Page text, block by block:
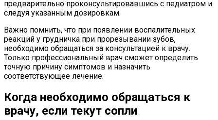
предварительно проконсультировавшись с педиатром и
следуя указанным дозировкам.
Важно помнить, что при появлении воспалительных
реакций у грудничка при прорезывании зубов,
необходимо обращаться за консультацией к врачу.
Только профессиональный врач сможет определить
точную причину симптомов и назначить
соответствующее лечение.
Когда необходимо обращаться к
врачу, если текут сопли